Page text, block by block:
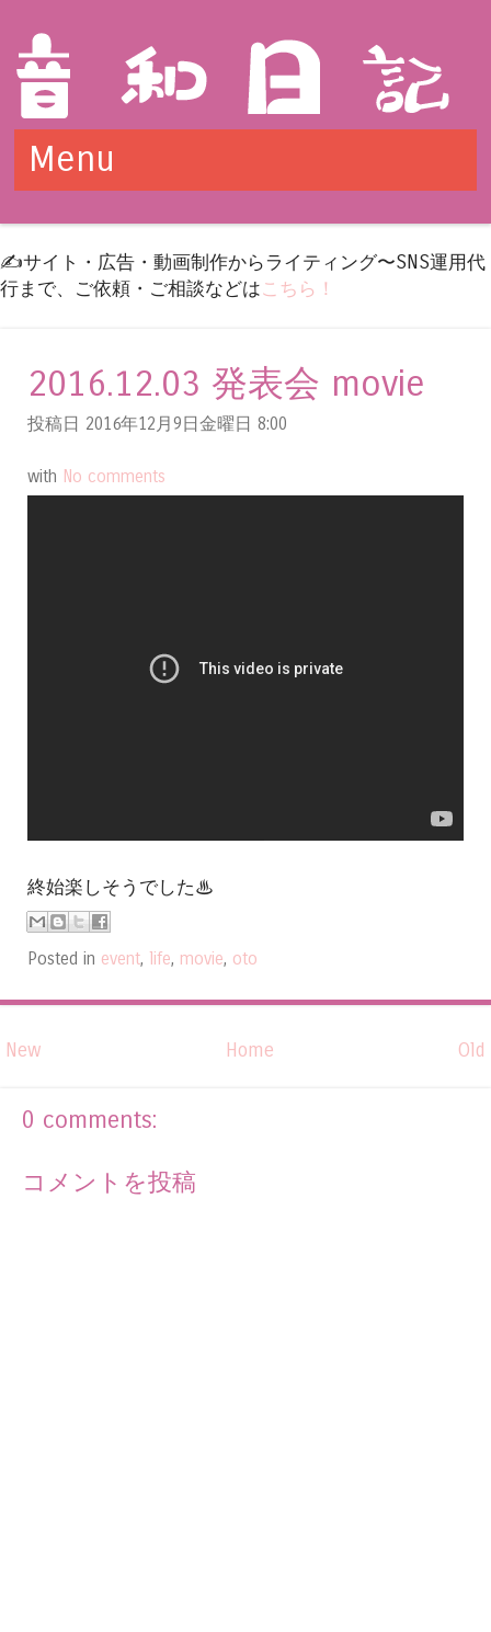
Menu
✍️サイト・広告・動画制作からライティング〜SNS運用代
行まで、ご依頼・ご相談などはこちら！
2016.12.03 発表会 movie
投稿日 2016年12月9日金曜日 8:00
with No comments
終始楽しそうでした♨
Posted in event, life, movie, oto
New Old
Home
0 comments:
コメントを投稿